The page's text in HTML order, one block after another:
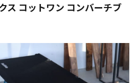
ス コットワン コンバーチブ